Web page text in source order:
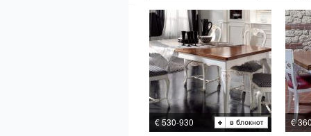
€ 530-930 €